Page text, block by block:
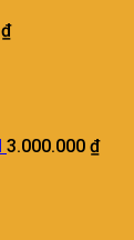
₫
3.000.000 ₫